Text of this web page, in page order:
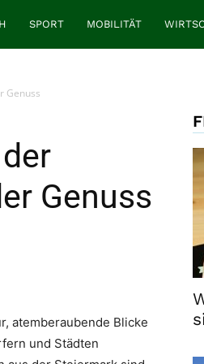
SPORT MOBILITÄT
Genuss
Genuss
atemberaubende Blicke
und Städten